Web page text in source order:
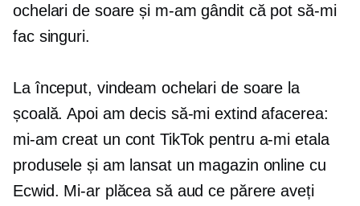
ochelari de soare și m-am gândit că pot să-mi
fac singuri.
La început, vindeam ochelari de soare la
școală. Apoi am decis să-mi extind afacerea:
mi-am creat un cont TikTok pentru a-mi etala
produsele și am lansat un magazin online cu
Ecwid. Mi-ar plăcea să aud ce părere aveți